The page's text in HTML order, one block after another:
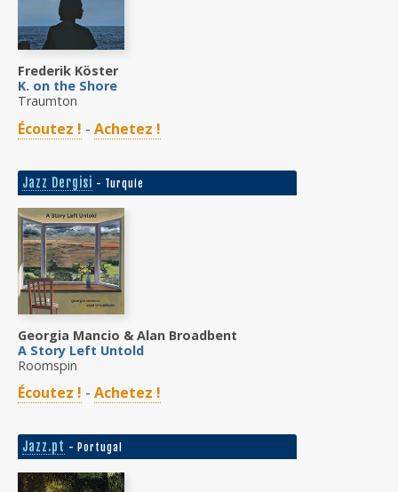
Frederik Köster
K. on the Shore
Traumton
Écoutez ! - Achetez !
Jazz Dergisi - Turquie
Georgia Mancio & Alan Broadbent
A Story Left Untold
Roomspin
Écoutez ! - Achetez !
Jazz.pt - Portugal